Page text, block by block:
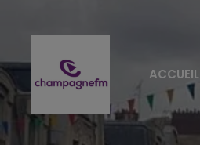
ACCUEIL